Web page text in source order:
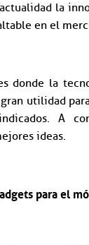
la
en el
donde la
utilidad
A
ideas.
para el